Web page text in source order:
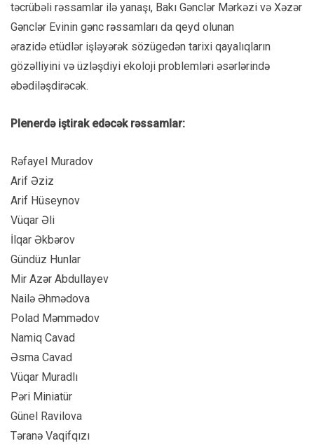
təcrübəli rəssamlar ilə yanaşı, Bakı Gənclər Mərkəzi və Xəzər
Gənclər Evinin gənc rəssamları da qeyd olunan
ərazidə etüdlər işləyərək sözügedən tarixi qayalıqların
gözəlliyini və üzləşdiyi ekoloji problemləri əsərlərində
əbədiləşdirəcək.
Plenerdə iştirak edəcək rəssamlar:
Rəfayel Muradov
Arif Əziz
Arif Hüseynov
Vüqar Əli
İlqar Əkbərov
⁠Gündüz Hunlar
Mir Azər Abdullayev
Nailə Əhmədova
⁠Polad Məmmədov
Namiq Cavad
Əsma Cavad
⁠Vüqar Muradlı
⁠Pəri Miniatür
Günel Ravilova
Təranə Vaqifqızı